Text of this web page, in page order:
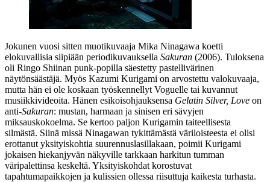
Jokunen vuosi sitten muotikuvaaja Mika Ninagawa koetti
elokuvallisia siipiään periodikuvauksella Sakuran (2006). Tuloksena
oli Ringo Shiinan punk-popilla säestetty pastellivärinen
näytönsäästäjä. Myös Kazumi Kurigami on arvostettu valokuvaaja,
mutta hän ei ole koskaan työskennellyt Voguelle tai kuvannut
musiikkivideoita. Hänen esikoisohjauksensa Gelatin Silver, Love on
anti-Sakuran: mustan, harmaan ja sinisen eri sävyjen
miksauskokoelma. Se kertoo paljon Kurigamin taiteellisesta
silmästä. Siinä missä Ninagawan tykittämästä väriloisteesta ei olisi
erottanut yksityiskohtia suurennuslasillakaan, poimii Kurigami
jokaisen hiekanjyvän näkyville tarkkaan harkitun tumman
väripalettinsa keskeltä. Yksityiskohdat korostuvat
tapahtumapaikkojen ja kulissien ollessa riisuttuja kaikesta turhasta.